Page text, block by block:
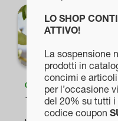
prodotto
ha
più
varianti.
opzioni
possono
Cedro “Citrus
18,00€
LO SHOP
ATTIVO!
La sospensione
prodotti in
concimi e
per l’occasione
del 20% su tutti
codice coupon